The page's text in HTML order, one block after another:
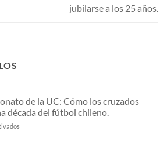
jubilarse a los 25 años.
de la UC: Cómo los cruzados
década del fútbol chileno.